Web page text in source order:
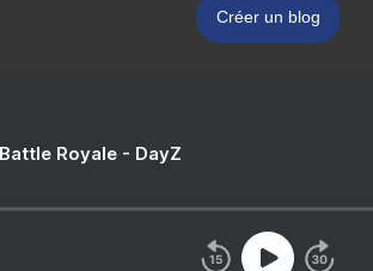
Créer un blog
Royale - DayZ